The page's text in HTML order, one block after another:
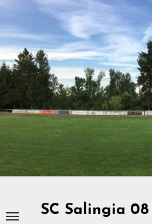
Zu
Inhalten
springen
SC Salingia 08